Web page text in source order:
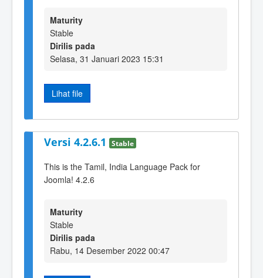
Maturity
Stable
Dirilis pada
Selasa, 31 Januari 2023 15:31
Lihat file
Versi 4.2.6.1 Stable
This is the Tamil, India Language Pack for
Joomla! 4.2.6
Maturity
Stable
Dirilis pada
Rabu, 14 Desember 2022 00:47